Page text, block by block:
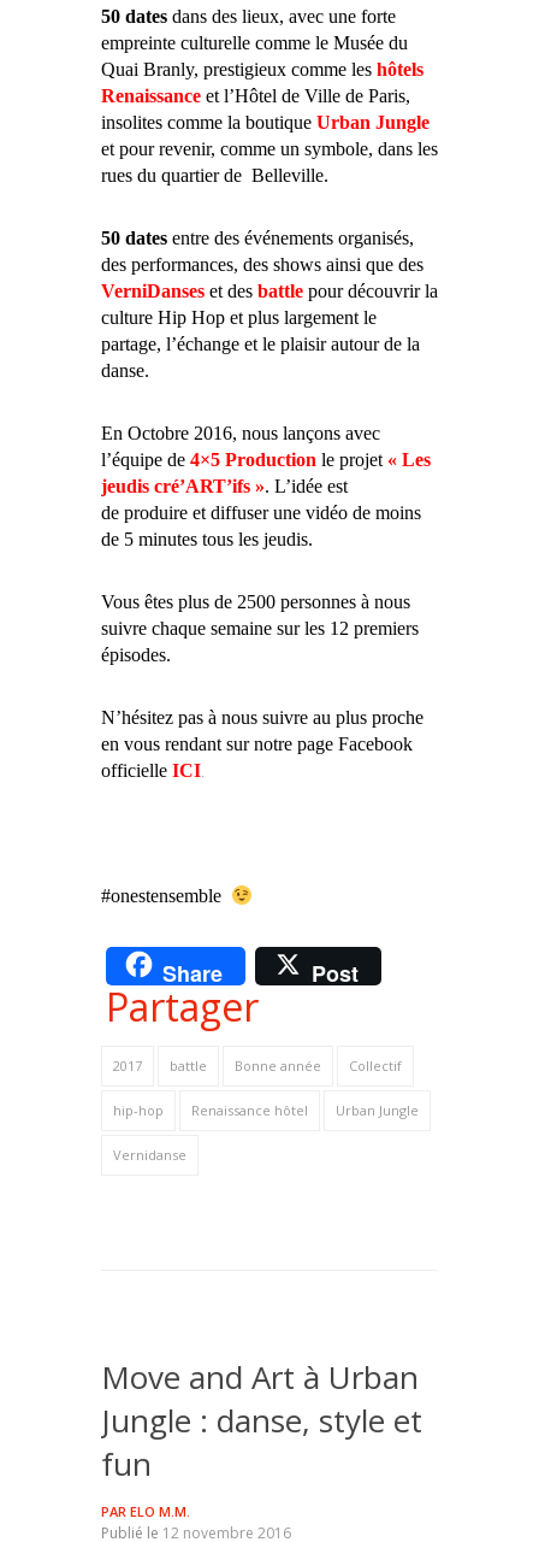
50 dates dans des lieux, avec une forte
empreinte culturelle comme le Musée du
Quai Branly, prestigieux comme les hôtels
Renaissance et l’Hôtel de Ville de Paris,
insolites comme la boutique Urban Jungle
et pour revenir, comme un symbole, dans les
rues du quartier de Belleville.
50 dates entre des événements organisés,
des performances, des shows ainsi que des
VerniDanses et des battle pour découvrir la
culture Hip Hop et plus largement le
partage, l’échange et le plaisir autour de la
danse.
En Octobre 2016, nous lançons avec
l’équipe de 4×5 Production le projet « Les
jeudis cré’ART’ifs ». L’idée est
de produire et diffuser une vidéo de moins
de 5 minutes tous les jeudis.
Vous êtes plus de 2500 personnes à nous
suivre chaque semaine sur les 12 premiers
épisodes.
N’hésitez pas à nous suivre au plus proche
en vous rendant sur notre page Facebook
officielle ICI.
#onestensemble
Share Post
Partager
2017 battle Bonne année Collectif
hip-hop Renaissance hôtel Urban Jungle
Vernidanse
Move and Art à Urban
Jungle : danse, style et
fun
PAR ELO M.M.
Publié le 12 novembre 2016